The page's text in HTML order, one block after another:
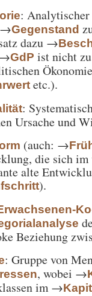
:
→Gegenstand
dazu →
→GdP ist nicht
etc.).
:
Ursache und
(auch: →
die sich im
alte
).
Beziehung
: Gruppe von
, wobei →
im →